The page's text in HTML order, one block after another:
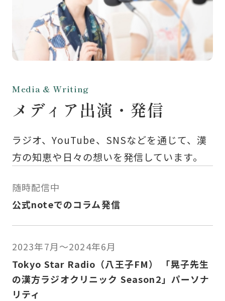
Media & Writing
メディア出演・発信
ラジオ、YouTube、SNSなどを通じて、漢
方の知恵や日々の想いを発信しています。
随時配信中
公式noteでのコラム発信
2023年7月〜2024年6月
Tokyo Star Radio（八王子FM） 「晃子先生
の漢方ラジオクリニック Season2」パーソナ
リティ